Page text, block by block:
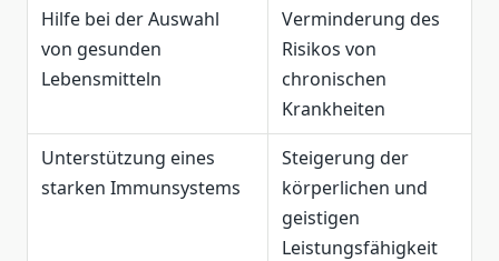
Hilfe bei der Auswahl
von gesunden
Lebensmitteln
Verminderung des
Risikos von
chronischen
Krankheiten
Unterstützung eines
starken Immunsystems
Steigerung der
körperlichen und
geistigen
Leistungsfähigkeit